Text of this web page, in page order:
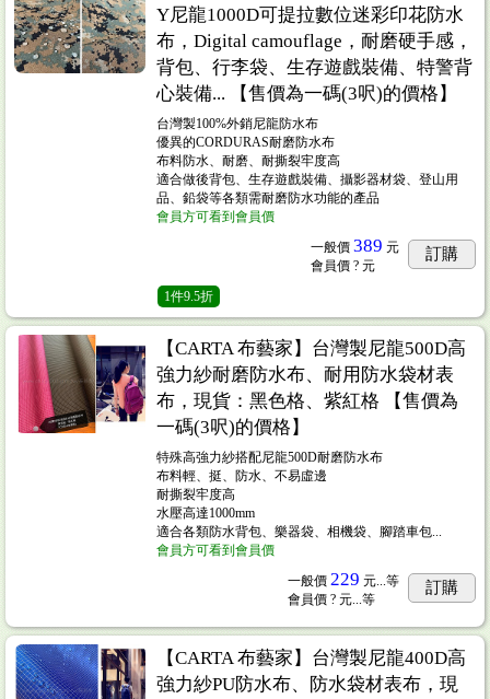
Y尼龍1000D可提拉數位迷彩印花防水
布，Digital camouflage，耐磨硬手感，
背包、行李袋、生存遊戲裝備、特警背
心裝備... 【售價為一碼(3呎)的價格】
台灣製100%外銷尼龍防水布
優異的CORDURAS耐磨防水布
布料防水、耐磨、耐撕裂牢度高
適合做後背包、生存遊戲裝備、攝影器材袋、登山用
品、鉛袋等各類需耐磨防水功能的產品
會員方可看到會員價
一般價 389 元
會員價 ? 元
訂購
1件9.5折
【CARTA 布藝家】台灣製尼龍500D高
強力紗耐磨防水布、耐用防水袋材表
布，現貨：黑色格、紫紅格 【售價為
一碼(3呎)的價格】
特殊高強力紗搭配尼龍500D耐磨防水布
布料輕、挺、防水、不易虛邊
耐撕裂牢度高
水壓高達1000mm
適合各類防水背包、樂器袋、相機袋、腳踏車包...
會員方可看到會員價
一般價 229 元...等
會員價 ? 元...等
訂購
【CARTA 布藝家】台灣製尼龍400D高
強力紗PU防水布、防水袋材表布，現